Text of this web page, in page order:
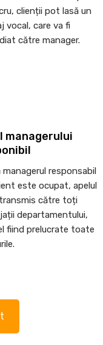
clienții pot lasă un
vocal, care va fi
către manager.
managerului
managerul responsabil
este ocupat, apelul
către toți
departamentului,
fiind prelucrate toate